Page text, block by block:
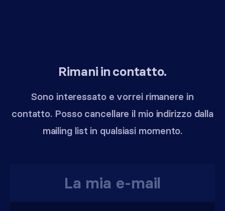
Rimani in contatto.
Sono interessato e vorrei rimanere in
contatto. Posso cancellare il mio indirizzo dalla
mailing list in qualsiasi momento.